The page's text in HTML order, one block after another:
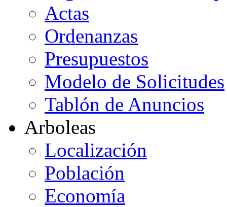
Actas
Ordenanzas
Presupuestos
Modelo de Solicitudes
Tablón de Anuncios
Arboleas
Localización
Población
Economía